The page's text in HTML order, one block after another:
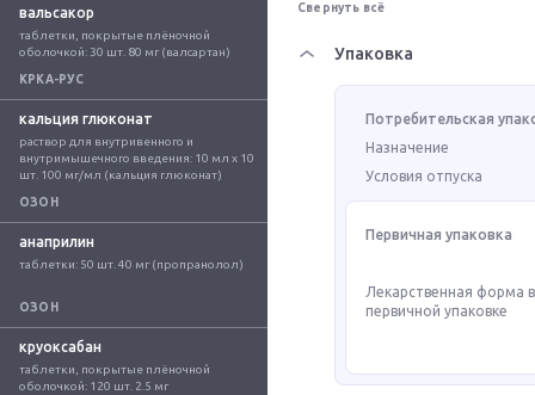
вальсакор
таблетки, покрытые плёночной
оболочкой: 30 шт. 80 мг (валсартан)
КРКА-РУС
кальция глюконат
раствор для внутривенного и
внутримышечного введения: 10 мл x 10
шт. 100 мг/мл (кальция глюконат)
ОЗОН
анаприлин
таблетки: 50 шт. 40 мг (пропранолол)
ОЗОН
круоксабан
таблетки, покрытые плёночной
оболочкой: 120 шт. 2.5 мг
Свернуть всё
Упаковка
Потребительская
Назначение
Условия отпуска
Первичная упаковка
Лекарственная форма
первичной упаковке